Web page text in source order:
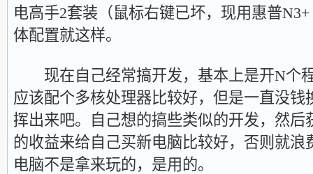
电高手2套装（鼠标右键已坏，现用惠普
体配置就这样。
现在自己经常搞开发，基本上是开N个
应该配个多核处理器比较好，但是一直没钱
挥出来吧。自己想的搞些类似的开发，然后
的收益来给自己买新电脑比较好，否则就浪
电脑不是拿来玩的，是用的。